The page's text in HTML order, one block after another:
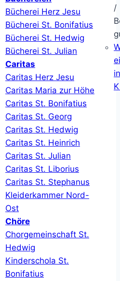
Bücherei Herz Jesu
Bücherei St. Bonifatius
Bücherei St. Hedwig
Bücherei St. Julian
Caritas
Caritas Herz Jesu
Caritas Maria zur Höhe
Caritas St. Bonifatius
Caritas St. Georg
Caritas St. Hedwig
Caritas St. Heinrich
Caritas St. Julian
Caritas St. Liborius
Caritas St. Stephanus
Kleiderkammer Nord-
Ost
Chöre
Chorgemeinschaft St.
Hedwig
Kinderschola St.
Bonifatius
/